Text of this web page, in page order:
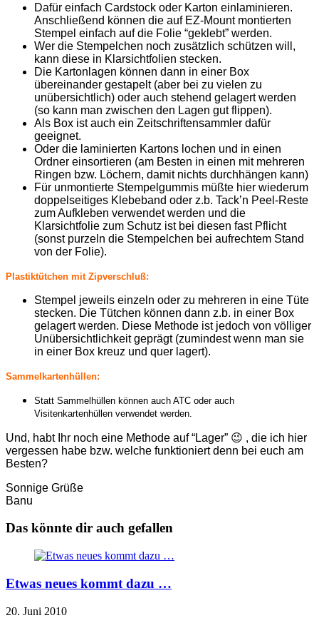
Dafür einfach Cardstock oder Karton einlaminieren.
Anschließend können die auf EZ-Mount montierten
Stempel einfach auf die Folie “geklebt” werden.
Wer die Stempelchen noch zusätzlich schützen will,
kann diese in Klarsichtfolien stecken.
Die Kartonlagen können dann in einer Box
übereinander gestapelt (aber bei zu vielen zu
unübersichtlich) oder auch stehend gelagert werden
(so kann man zwischen den Lagen gut flippen).
Als Box ist auch ein Zeitschriftensammler dafür
geeignet.
Oder die laminierten Kartons lochen und in einen
Ordner einsortieren (am Besten in einen mit mehreren
Ringen bzw. Löchern, damit nichts durchhängen kann)
Für unmontierte Stempelgummis müßte hier wiederum
doppelseitiges Klebeband oder z.b. Tack’n Peel-Reste
zum Aufkleben verwendet werden und die
Klarsichtfolie zum Schutz ist bei diesen fast Pflicht
(sonst purzeln die Stempelchen bei aufrechtem Stand
von der Folie).
Plastiktütchen mit Zipverschluß:
Stempel jeweils einzeln oder zu mehreren in eine Tüte
stecken. Die Tütchen können dann z.b. in einer Box
gelagert werden. Diese Methode ist jedoch von völliger
Unübersichtlichkeit geprägt (zumindest wenn man sie
in einer Box kreuz und quer lagert).
Sammelkartenhüllen:
Statt Sammelhüllen können auch ATC oder auch
Visitenkartenhüllen verwendet werden.
Und, habt Ihr noch eine Methode auf “Lager” 😉 , die ich hier
vergessen habe bzw. welche funktioniert denn bei euch am
Besten?
Sonnige Grüße
Banu
Das könnte dir auch gefallen
Etwas neues kommt dazu …
20. Juni 2010